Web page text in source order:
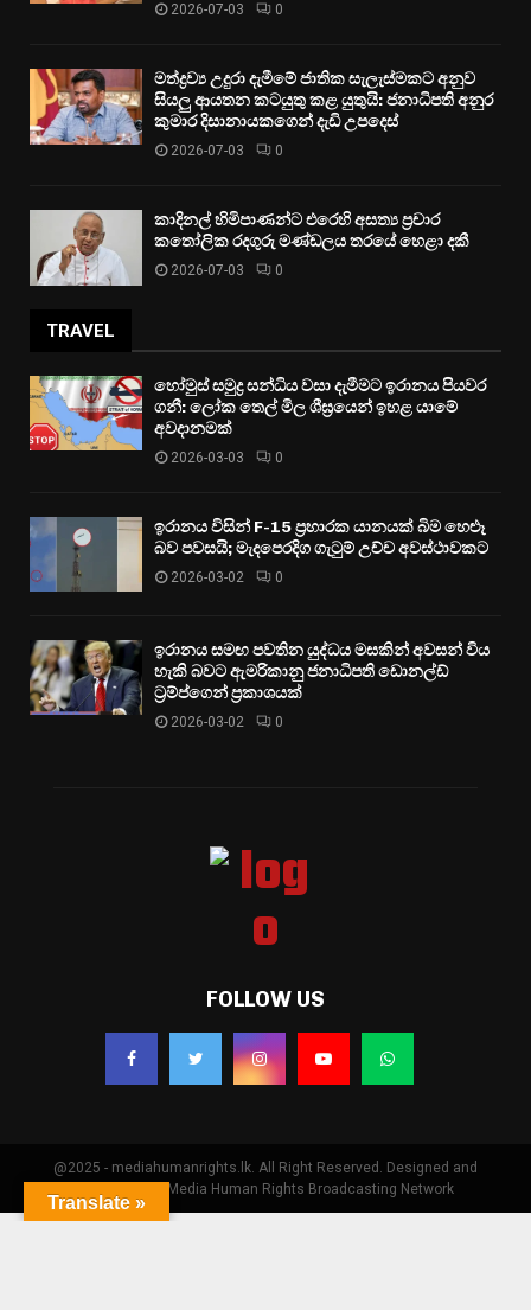
2026-07-03 0
මත්ද්‍රව්‍ය උදුරා දැමීමේ ජාතික සැලැස්මකට අනුව
සියලු ආයතන කටයුතු කළ යුතුයි: ජනාධිපති අනුර
කුමාර දිසානායකගෙන් දැඩි උපදෙස්
2026-07-03 0
කාදිනල් හිමිපාණන්ට එරෙහි අසත්‍ය ප්‍රචාර
කතෝලික රදගුරු මණ්ඩලය තරයේ හෙළා දකී
2026-07-03 0
TRAVEL
හෝමුස් සමුද්‍ර සන්ධිය වසා දැමීමට ඉරානය පියවර
ගනී: ලෝක තෙල් මිල ශීඝ්‍රයෙන් ඉහළ යාමේ
අවදානමක්
2026-03-03 0
ඉරානය විසින් F-15 ප්‍රහාරක යානයක් බිම හෙළූ
බව පවසයි; මැදපෙරදිග ගැටුම් උච්ච අවස්ථාවකට
2026-03-02 0
ඉරානය සමඟ පවතින යුද්ධය මසකින් අවසන් විය
හැකි බවට ඇමරිකානු ජනාධිපති ඩොනල්ඩ්
ට්‍රම්ප්ගෙන් ප්‍රකාශයක්
2026-03-02 0
FOLLOW US
@2025 - mediahumanrights.lk. All Right Reserved. Designed and
Developed by Media Human Rights Broadcasting Network
Translate »